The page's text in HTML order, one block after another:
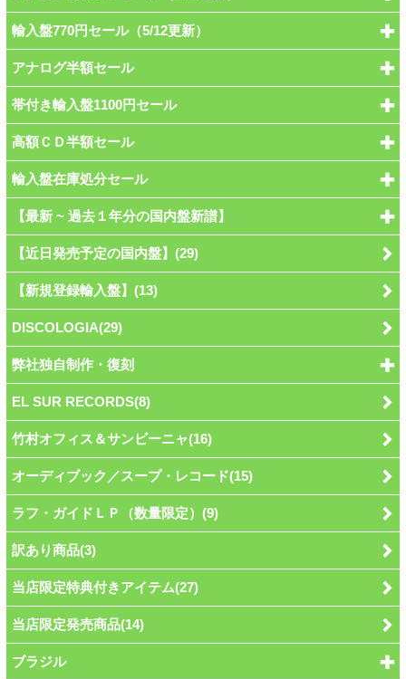
輸入盤770円セール（5/12更新）
アナログ半額セール
帯付き輸入盤1100円セール
高額ＣＤ半額セール
輸入盤在庫処分セール
【最新 ~ 過去１年分の国内盤新譜】
【近日発売予定の国内盤】(29)
【新規登録輸入盤】(13)
DISCOLOGIA(29)
弊社独自制作・復刻
EL SUR RECORDS(8)
竹村オフィス＆サンビーニャ(16)
オーディブック／スープ・レコード(15)
ラフ・ガイドＬＰ（数量限定）(9)
訳あり商品(3)
当店限定特典付きアイテム(27)
当店限定発売商品(14)
ブラジル